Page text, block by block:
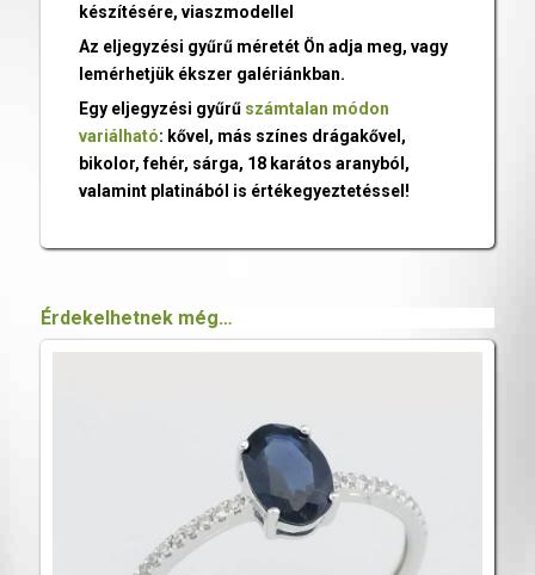
készítésére, viaszmodellel
Az eljegyzési gyűrű méretét Ön adja meg, vagy
lemérhetjük ékszer galériánkban.
Egy eljegyzési gyűrű számtalan módon
variálható: kővel, más színes drágakővel,
bikolor, fehér, sárga, 18 karátos aranyból,
valamint platinából is értékegyeztetéssel!
Érdekelhetnek még…